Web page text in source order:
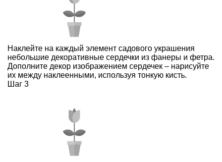
Наклейте на каждый элемент садового украшения
небольшие декоративные сердечки из фанеры и фетра.
Дополните декор изображением сердечек – нарисуйте
их между наклеенными, используя тонкую кисть.
Шаг 3